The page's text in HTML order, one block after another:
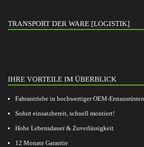
TRANSPORT DER WARE [LOGISTIK]
IHRE VORTEILE IM ÜBERBLICK
Fahrantriebe in hochwertiger OEM-
Sofort einsatzbereit, schnell montiert!
Hohe Lebensdauer & Zuverlässigkeit
12 Monate Garantie